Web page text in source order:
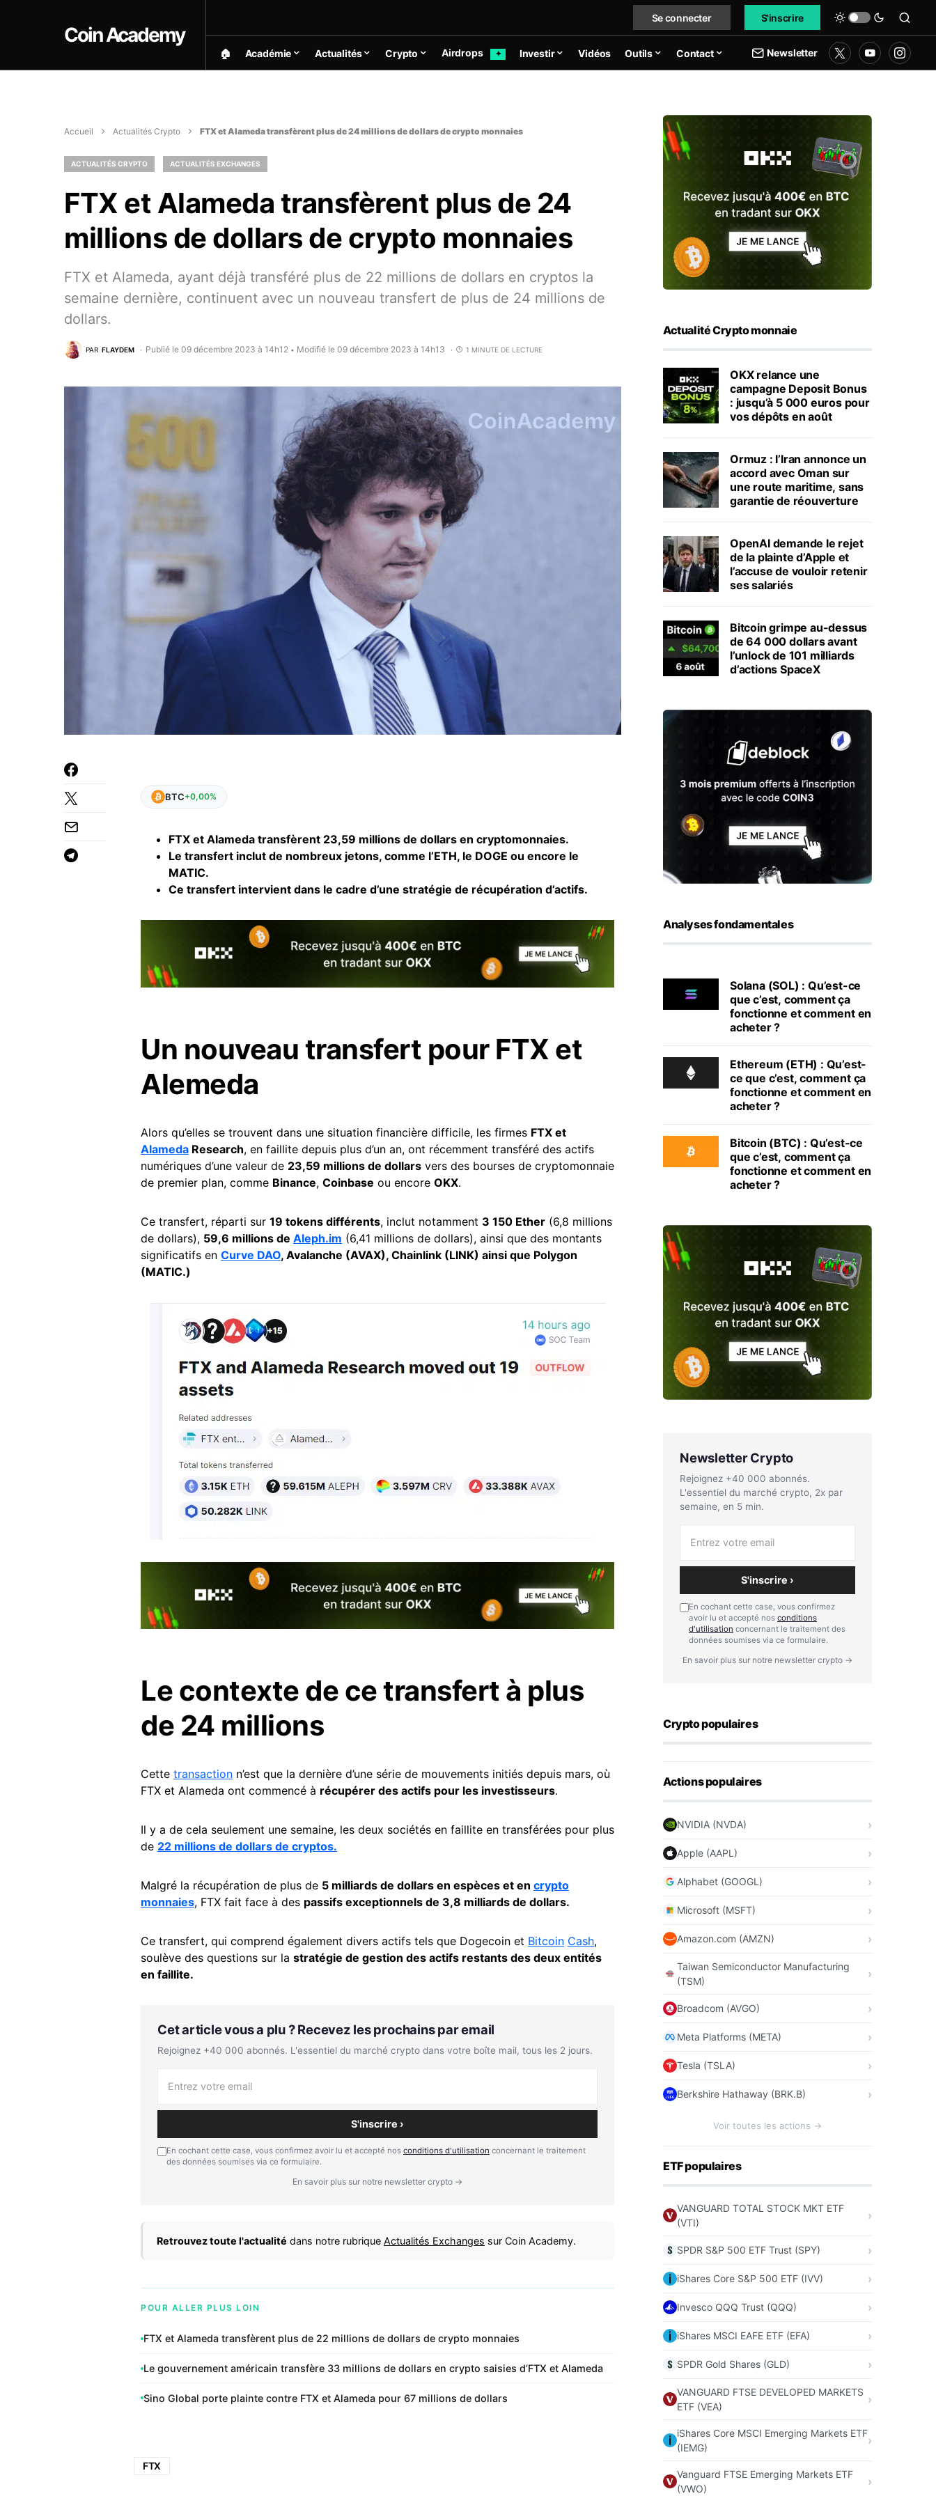
Coin Academy
Se connecter S'inscrire
🏠︎ Académie Actualités Crypto Airdrops ✦ Investir Vidéos Outils Contact Newsletter
Accueil Actualités Crypto FTX et Alameda transfèrent plus de 24 millions de dollars de crypto monnaies
ACTUALITÉS CRYPTO ACTUALITÉS EXCHANGES
FTX et Alameda transfèrent plus de 24
millions de dollars de crypto monnaies
FTX et Alameda, ayant déjà transféré plus de 22 millions de dollars en cryptos la
semaine dernière, continuent avec un nouveau transfert de plus de 24 millions de
dollars.
PAR FLAYDEM Publié le 09 décembre 2023 à 14h12 • Modifié le 09 décembre 2023 à 14h13 1 MINUTE DE LECTURE
BTC+0,00%
FTX et Alameda transfèrent 23,59 millions de dollars en cryptomonnaies.
Le transfert inclut de nombreux jetons, comme l’ETH, le DOGE ou encore le
MATIC.
Ce transfert intervient dans le cadre d’une stratégie de récupération d’actifs.
Un nouveau transfert pour FTX et
Alemeda
Alors qu’elles se trouvent dans une situation financière difficile, les firmes FTX et
Alameda Research, en faillite depuis plus d’un an, ont récemment transféré des actifs
numériques d’une valeur de 23,59 millions de dollars vers des bourses de cryptomonnaie
de premier plan, comme Binance, Coinbase ou encore OKX.
Ce transfert, réparti sur 19 tokens différents, inclut notamment 3 150 Ether (6,8 millions
de dollars), 59,6 millions de Aleph.im (6,41 millions de dollars), ainsi que des montants
significatifs en Curve DAO, Avalanche (AVAX), Chainlink (LINK) ainsi que Polygon
(MATIC.)
Le contexte de ce transfert à plus
de 24 millions
Cette transaction n’est que la dernière d’une série de mouvements initiés depuis mars, où
FTX et Alameda ont commencé à récupérer des actifs pour les investisseurs.
Il y a de cela seulement une semaine, les deux sociétés en faillite en transférées pour plus
de 22 millions de dollars de cryptos.
Malgré la récupération de plus de 5 milliards de dollars en espèces et en crypto
monnaies, FTX fait face à des passifs exceptionnels de 3,8 milliards de dollars.
Ce transfert, qui comprend également divers actifs tels que Dogecoin et Bitcoin Cash,
soulève des questions sur la stratégie de gestion des actifs restants des deux entités
en faillite.
Cet article vous a plu ? Recevez les prochains par email
Rejoignez +40 000 abonnés. L'essentiel du marché crypto dans votre boîte mail, tous les 2 jours.
S'inscrire ›
En cochant cette case, vous confirmez avoir lu et accepté nos conditions d'utilisation concernant le traitement
des données soumises via ce formulaire.
En savoir plus sur notre newsletter crypto →
Retrouvez toute l'actualité dans notre rubrique Actualités Exchanges sur Coin Academy.
POUR ALLER PLUS LOIN
FTX et Alameda transfèrent plus de 22 millions de dollars de crypto monnaies
Le gouvernement américain transfère 33 millions de dollars en crypto saisies d’FTX et Alameda
Sino Global porte plainte contre FTX et Alameda pour 67 millions de dollars
FTX
Actualité Crypto monnaie
OKX relance une
campagne Deposit Bonus
: jusqu’à 5 000 euros pour
vos dépôts en août
Ormuz : l’Iran annonce un
accord avec Oman sur
une route maritime, sans
garantie de réouverture
OpenAI demande le rejet
de la plainte d’Apple et
l’accuse de vouloir retenir
ses salariés
Bitcoin grimpe au-dessus
de 64 000 dollars avant
l’unlock de 101 milliards
d’actions SpaceX
Analyses fondamentales
Solana (SOL) : Qu’est-ce
que c’est, comment ça
fonctionne et comment en
acheter ?
Ethereum (ETH) : Qu’est-
ce que c’est, comment ça
fonctionne et comment en
acheter ?
Bitcoin (BTC) : Qu’est-ce
que c’est, comment ça
fonctionne et comment en
acheter ?
Newsletter Crypto
Rejoignez +40 000 abonnés.
L'essentiel du marché crypto, 2x par
semaine, en 5 min.
S'inscrire ›
En cochant cette case, vous confirmez
avoir lu et accepté nos conditions
d'utilisation concernant le traitement des
données soumises via ce formulaire.
En savoir plus sur notre newsletter crypto →
Crypto populaires
Actions populaires
NVIDIA (NVDA)
Apple (AAPL)
Alphabet (GOOGL)
Microsoft (MSFT)
Amazon.com (AMZN)
Taiwan Semiconductor Manufacturing
(TSM)
Broadcom (AVGO)
Meta Platforms (META)
Tesla (TSLA)
Berkshire Hathaway (BRK.B)
Voir toutes les actions →
ETF populaires
VANGUARD TOTAL STOCK MKT ETF
(VTI)
SPDR S&P 500 ETF Trust (SPY)
iShares Core S&P 500 ETF (IVV)
Invesco QQQ Trust (QQQ)
iShares MSCI EAFE ETF (EFA)
SPDR Gold Shares (GLD)
VANGUARD FTSE DEVELOPED MARKETS
ETF (VEA)
iShares Core MSCI Emerging Markets ETF
(IEMG)
Vanguard FTSE Emerging Markets ETF
(VWO)